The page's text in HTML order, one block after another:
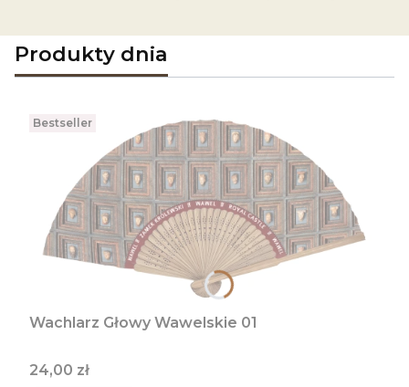
Produkty dnia
Bestseller
Wachlarz Głowy Wawelskie 01
Cena
24,00 zł